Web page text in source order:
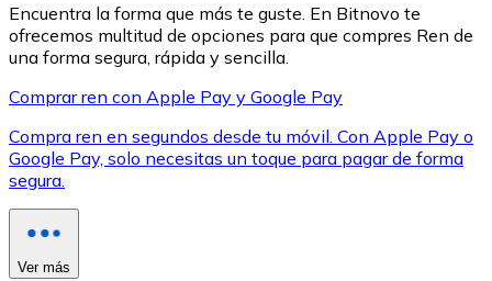
XRP
XRP
Ver todo
Encuentra la forma que más te guste. En Bitnovo te
ofrecemos multitud de opciones para que compres Ren de
una forma segura, rápida y sencilla.
Comprar ren con Apple Pay y Google Pay
Compra ren en segundos desde tu móvil. Con Apple Pay o
Google Pay, solo necesitas un toque para pagar de forma
segura.
Ver más